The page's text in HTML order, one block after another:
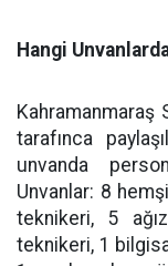
Hangi
tarafınca
unvanda
Unvanlar: 8
teknikeri, 5
teknikeri, 1